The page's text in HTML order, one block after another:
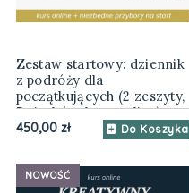
Zestaw startowy: dziennik
z podróży dla
początkujących (2 zeszyty,
5 pisaków, kurs online)
450,00 zł Do Koszyka
NOWOŚĆ